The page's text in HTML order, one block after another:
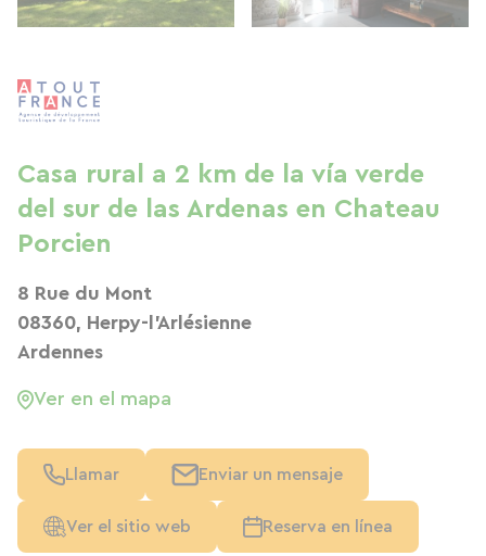
Casa rural a 2 km de la vía verde
del sur de las Ardenas en Chateau
Porcien
8 Rue du Mont
08360, Herpy-l'Arlésienne
Ardennes
Ver en el mapa
Llamar Enviar un mensaje
Ver el sitio web Reserva en línea